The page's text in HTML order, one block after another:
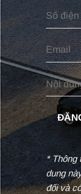
* Thông
dung
đối và